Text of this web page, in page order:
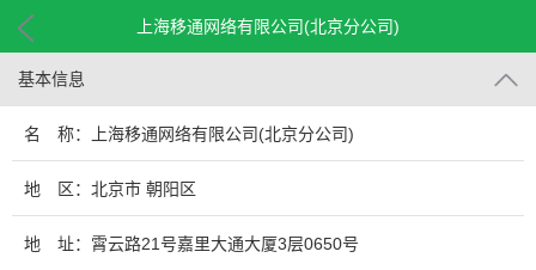
上海移通网络有限公司(北京分公司)
基本信息
名 称：上海移通网络有限公司(北京分公司)
地 区：北京市 朝阳区
地 址：霄云路21号嘉里大通大厦3层0650号